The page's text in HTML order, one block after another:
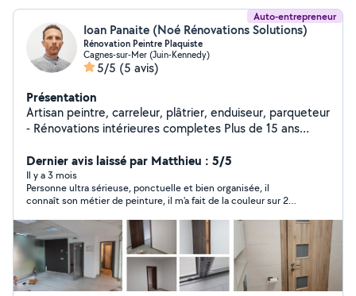
Auto-entrepreneur
Ioan Panaite (Noé Rénovations Solutions)
Rénovation Peintre Plaquiste
Cagnes-sur-Mer (Juin-Kennedy)
5/5 (5 avis)
Présentation
Artisan peintre, carreleur, plâtrier, enduiseur, parqueteur
- Rénovations intérieures completes Plus de 15 ans
renovation: peinture, cloisons en plâtre, plâtrage,
carrelage, pose de parquet. En plus du français, nous
parlons également anglais (We speak English as well)
Dans de nombreux cas, nous pouvons vous fournir un
devis gratuit, sans déplacement. Envoyez-nous vos
coordonnées, quelques photos et les œuvres
souhaitées sur WhatsApp, et nous vous fournirons un
devis. Nous sommes ponctuels, sérieux, attentifs aux
détails.
Dernier avis laissé par Matthieu : 5/5
Il y a 3 mois
Personne ultra sérieuse, ponctuelle et bien organisée, il
connaît son métier de peinture, il m'a fait de la couleur sur 2
prix, je referai appel a lui c'est sûr